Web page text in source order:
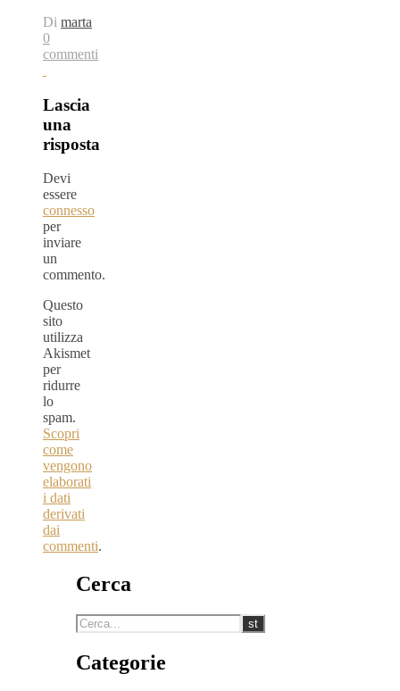
Di marta
0
commenti
Lascia
una
risposta
Devi
essere
connesso
per
inviare
un
commento.
Questo
sito
utilizza
Akismet
per
ridurre
lo
spam.
Scopri
come
vengono
elaborati
i dati
derivati
dai
commenti.
Cerca
Categorie